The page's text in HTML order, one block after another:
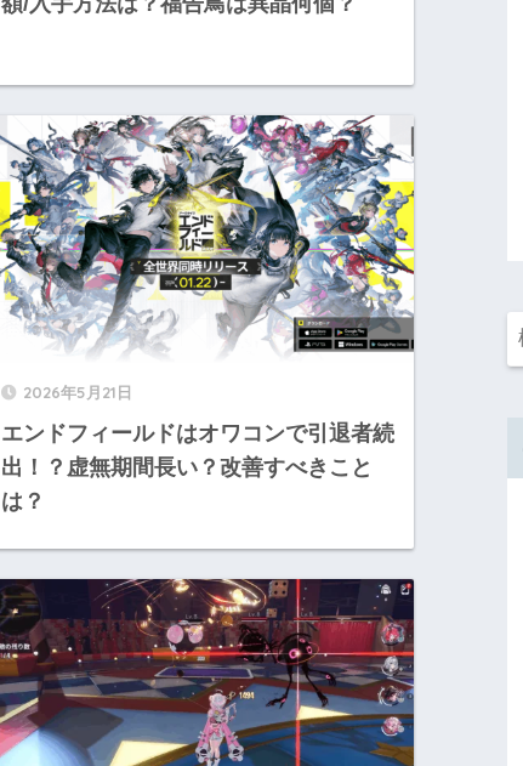
2026年5月21日
エンドフィールドはオワコンで引退者続
出！？虚無期間長い？改善すべきこと
は？